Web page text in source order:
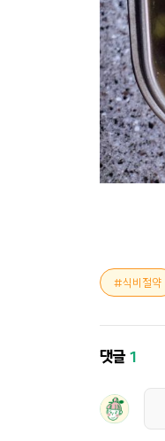
식비절약
댓글1